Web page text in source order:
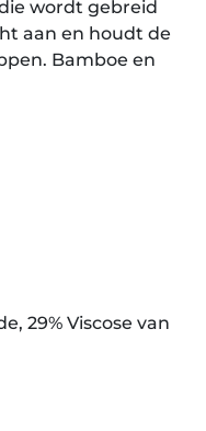
wordt gebreid
aan en houdt de
Bamboe en
29% Viscose van